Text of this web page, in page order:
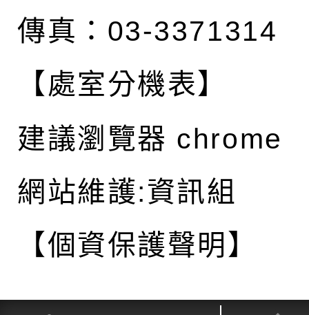
傳真：03-3371314
【處室分機表】
建議瀏覽器 chrome
網站維護:資訊組
【個資保護聲明】